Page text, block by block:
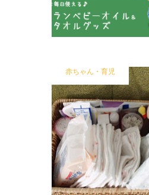
赤ちゃん・育児